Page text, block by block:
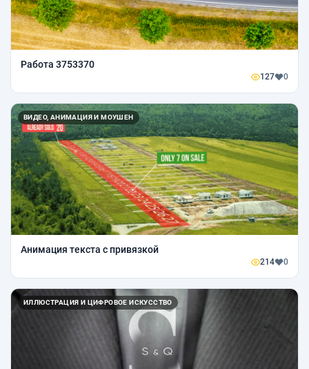
Работа 3753370
127 0
ВИДЕО, АНИМАЦИЯ И МОУШЕН
Анимация текста с привязкой
214 0
ИЛЛЮСТРАЦИЯ И ЦИФРОВОЕ ИСКУССТВО